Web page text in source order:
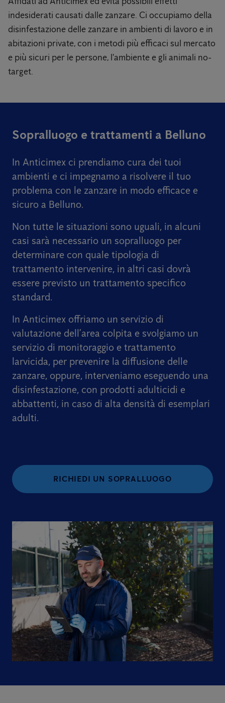
indesiderati causati dalle zanzare. Ci occupiamo della
disinfestazione delle zanzare in ambienti di lavoro e in
abitazioni private, con i metodi più efficaci sul mercato
e più sicuri per le persone, l'ambiente e gli animali no-
target.
Sopralluogo e trattamenti a Belluno
In Anticimex ci prendiamo cura dei tuoi
ambienti e ci impegnamo a risolvere il tuo
problema con le zanzare in modo efficace e
sicuro a Belluno.
Non tutte le situazioni sono uguali, in alcuni
casi sarà necessario un sopralluogo per
determinare con quale tipologia di
trattamento intervenire, in altri casi dovrà
essere previsto un trattamento specifico
standard.
In Anticimex offriamo un servizio di
valutazione dell’area colpita e svolgiamo un
servizio di monitoraggio e trattamento
larvicida, per prevenire la diffusione delle
zanzare, oppure, interveniamo eseguendo una
disinfestazione, con prodotti adulticidi e
abbattenti, in caso di alta densità di esemplari
adulti.
RICHIEDI UN SOPRALLUOGO